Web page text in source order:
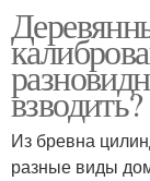
взводить?
Из бревна
разные виды